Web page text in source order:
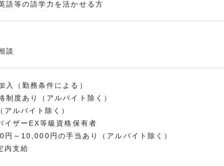
語等の語学力を活かせる方
談
（勤務条件による）
度あり（アルバイト除く）
ルバイト除く）
イザーEX等級資格保有者
～10,000円の手当あり（アルバイト除く）
内支給